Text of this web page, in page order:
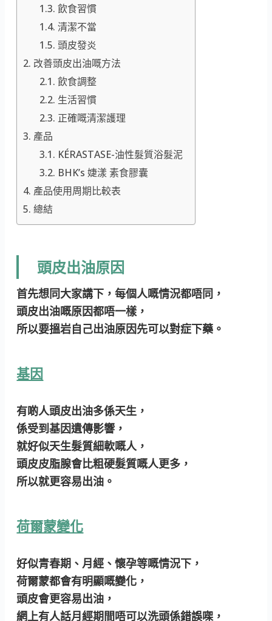
飲食習慣
清潔不當
頭皮發炎
改善頭皮出油嘅方法
飲食調整
生活習慣
正確嘅清潔護理
產品
KÉRASTASE-油性髮質浴髮泥
BHK’s 婕漾 素食膠囊
產品使用周期比較表
總結
頭皮出油原因
首先想同大家講下，每個人嘅情況都唔同，
頭皮出油嘅原因都唔一樣，
所以要搵岩自己出油原因先可以對症下藥。
基因
有啲人頭皮出油多係天生，
係受到基因遺傳影響，
就好似天生髮質細軟嘅人，
頭皮皮脂腺會比粗硬髮質嘅人更多，
所以就更容易出油。
荷爾蒙變化
好似青春期、月經、懷孕等嘅情況下，
荷爾蒙都會有明顯嘅變化，
頭皮會更容易出油，
網上有人話月經期間唔可以洗頭係錯誤㗎，